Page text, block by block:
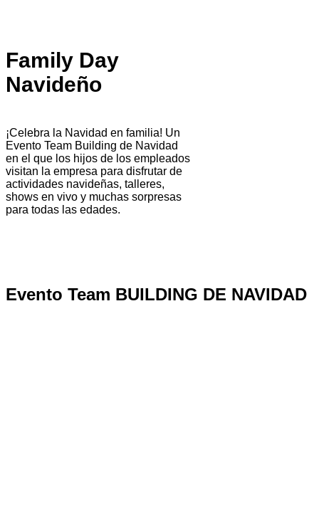
Family Day
Navideño
¡Celebra la Navidad en familia! Un
Evento Team Building de Navidad
en el que los hijos de los empleados
visitan la empresa para disfrutar de
actividades navideñas, talleres,
shows en vivo y muchas sorpresas
para todas las edades.
Evento Team BUILDING DE NAVIDAD